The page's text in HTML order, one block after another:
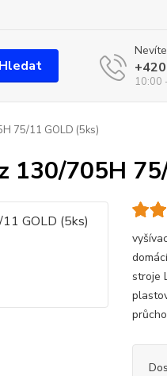
Hledat
10:00
75/11 GOLD (5ks)
130/705H
stroje